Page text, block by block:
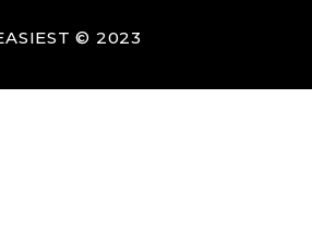
© 2023